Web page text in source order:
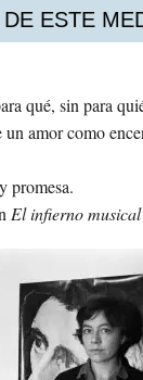
ESTE
qué, sin para
un amor como
promesa.
El infierno